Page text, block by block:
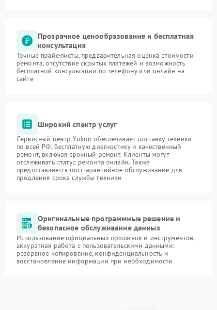
Прозрачное ценообразование и бесплатная
консультация
Точные прайс-листы, предварительная оценка стоимости
ремонта, отсутствие скрытых платежей и возможность
бесплатной консультации по телефону или онлайн на
сайте
Широкий спектр услуг
Сервисный центр Yukon обеспечивает доставку техники
по всей РФ, бесплатную диагностику и качественный
ремонт, включая срочный ремонт. Клиенты могут
отслеживать статус ремонта онлайн. Также
предоставляется постгарантийное обслуживание для
продления срока службы техники
Оригинальные программные решение и
безопасное обслуживание данных
Использование официальных прошивок и инструментов,
аккуратная работа с пользовательскими данными:
резервное копирование, конфиденциальность и
восстановление информации при необходимости